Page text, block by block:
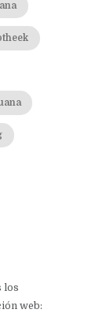
los
web: